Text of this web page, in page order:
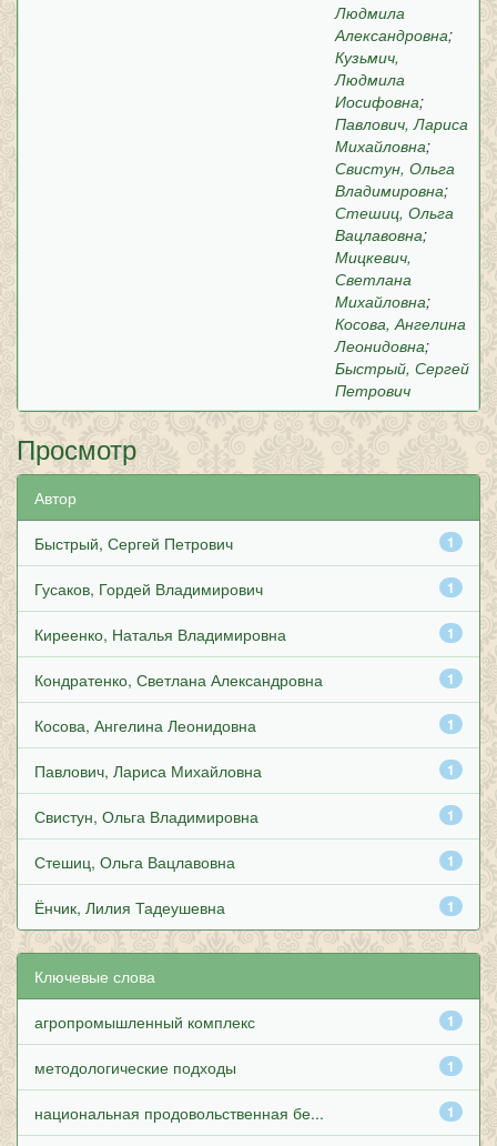
Людмила
Александровна;
Кузьмич,
Людмила
Иосифовна;
Павлович, Лариса
Михайловна;
Свистун, Ольга
Владимировна;
Стешиц, Ольга
Вацлавовна;
Мицкевич,
Светлана
Михайловна;
Косова, Ангелина
Леонидовна;
Быстрый, Сергей
Петрович
Просмотр
Автор
1
Быстрый, Сергей Петрович
1
Гусаков, Гордей Владимирович
1
Киреенко, Наталья Владимировна
1
Кондратенко, Светлана Александровна
1
Косова, Ангелина Леонидовна
1
Павлович, Лариса Михайловна
1
Свистун, Ольга Владимировна
1
Стешиц, Ольга Вацлавовна
1
Ёнчик, Лилия Тадеушевна
Ключевые слова
1
агропромышленный комплекс
1
методологические подходы
1
национальная продовольственная бе...